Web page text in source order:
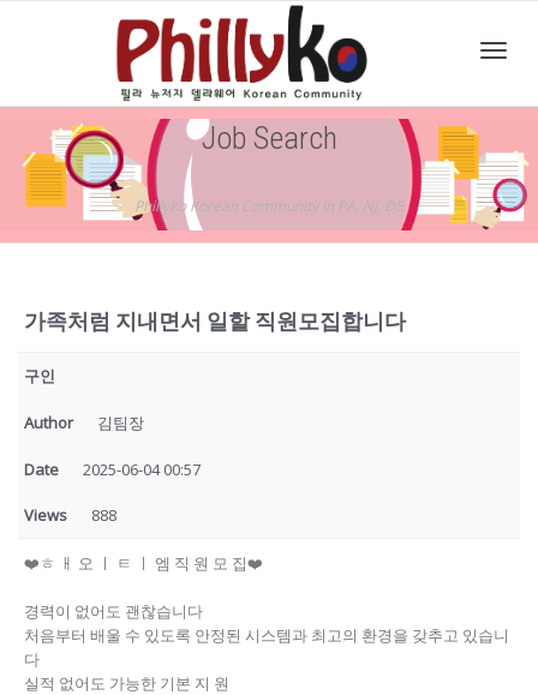
Job Search
PhillyKo Korean Community in PA, NJ, DE
가족처럼 지내면서 일할 직원모집합니다
구인
Author 김팀장
Date 2025-06-04 00:57
Views 888
❤️ㅎ ㅐ 오 ㅣ ㅌ ㅣ 엠 직 원 모 집❤️
경력이 없어도 괜찮습니다
처음부터 배울 수 있도록 안정된 시스템과 최고의 환경을 갖추고 있습니
다
실적 없어도 가능한 기본 지 원